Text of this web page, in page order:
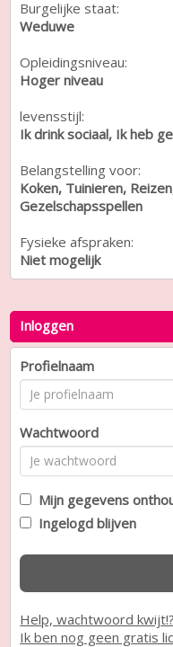
Burgelijke staat:
Weduwe
Opleidingsniveau:
Hoger niveau
levensstijl:
Ik drink sociaal, Ik heb
Belangstelling voor:
Koken, Tuinieren,
Gezelschapsspellen
Fysieke afspraken:
Niet mogelijk
Inloggen
Profielnaam
Wachtwoord
Mijn gegevens
Ingelogd blijven
Help, wachtwoord kwijt!?
Ik ben nog geen gratis